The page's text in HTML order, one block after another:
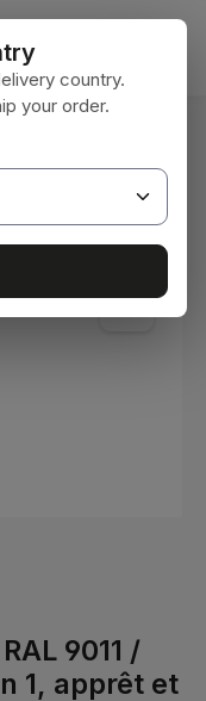
9011 /
1, apprêt et
country.
your order.